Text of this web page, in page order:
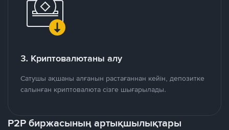
3. Криптовалютаны алу
Сатушы ақшаны алғанын растағаннан кейін, депозитке
салынған криптовалюта сізге шығарылады.
P2P биржасының артықшылықтары